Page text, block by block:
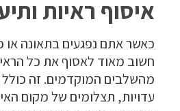
איסוף ראיות
כאשר אתם נפגעים בתאונה
חשוב מאוד לאסוף את כל
מהשלבים המוקדמים. זה
עדויות, תצלומים של מקום